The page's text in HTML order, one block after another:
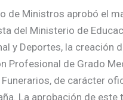
de Ministros aprobó el
del Ministerio de
y Deportes, la creación
Profesional de Grado
de carácter
La aprobación de este